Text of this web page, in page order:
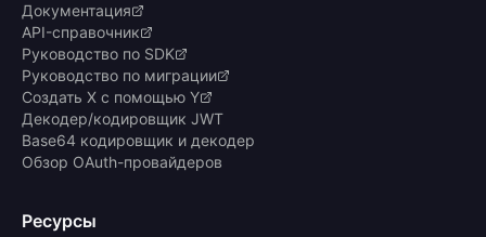
Документация
API-справочник
Руководство по SDK
Руководство по миграции
Создать X с помощью Y
Декодер/кодировщик JWT
Base64 кодировщик и декодер
Обзор OAuth-провайдеров
Ресурсы